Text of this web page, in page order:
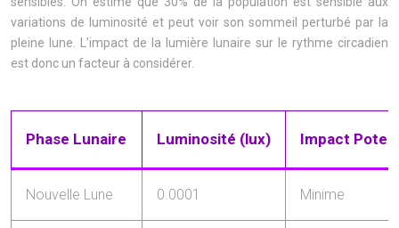
variations de luminosité et peut voir son sommeil perturbé par la
pleine lune. L’impact de la lumière lunaire sur le rythme circadien
est donc un facteur à considérer.
Phase Lunaire Luminosité (lux) Impact
Nouvelle Lune 0.0001 Minime